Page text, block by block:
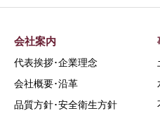
会社案内
代表挨拶･企業理念
会社概要･沿革
品質方針･安全衛生方針